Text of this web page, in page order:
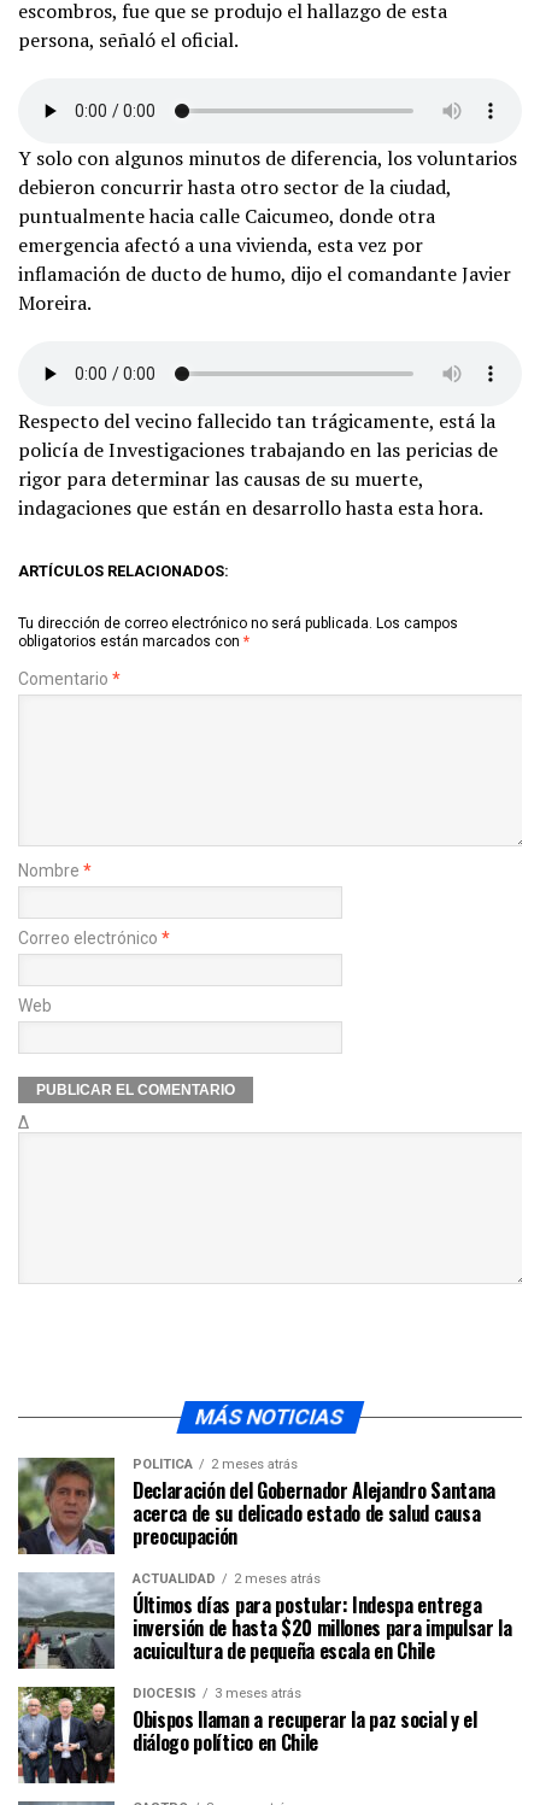
escombros, fue que se produjo el hallazgo de esta
persona, señaló el oficial.
Y solo con algunos minutos de diferencia, los voluntarios
debieron concurrir hasta otro sector de la ciudad,
puntualmente hacia calle Caicumeo, donde otra
emergencia afectó a una vivienda, esta vez por
inflamación de ducto de humo, dijo el comandante Javier
Moreira.
Respecto del vecino fallecido tan trágicamente, está la
policía de Investigaciones trabajando en las pericias de
rigor para determinar las causas de su muerte,
indagaciones que están en desarrollo hasta esta hora.
ARTÍCULOS RELACIONADOS:
Tu dirección de correo electrónico no será publicada. Los campos
obligatorios están marcados con *
Comentario *
Nombre *
Correo electrónico *
Web
Δ
MÁS NOTICIAS
POLÍTICA 2 meses atrás
Declaración del Gobernador Alejandro Santana
acerca de su delicado estado de salud causa
preocupación
ACTUALIDAD 2 meses atrás
Últimos días para postular: Indespa entrega
inversión de hasta $20 millones para impulsar la
acuicultura de pequeña escala en Chile
DIÓCESIS 3 meses atrás
Obispos llaman a recuperar la paz social y el
diálogo político en Chile